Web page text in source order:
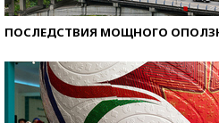
ПОСЛЕДСТВИЯ МОЩНОГО